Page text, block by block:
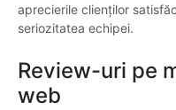
aprecierile clienților
seriozitatea echipei.
Review-uri pe
web